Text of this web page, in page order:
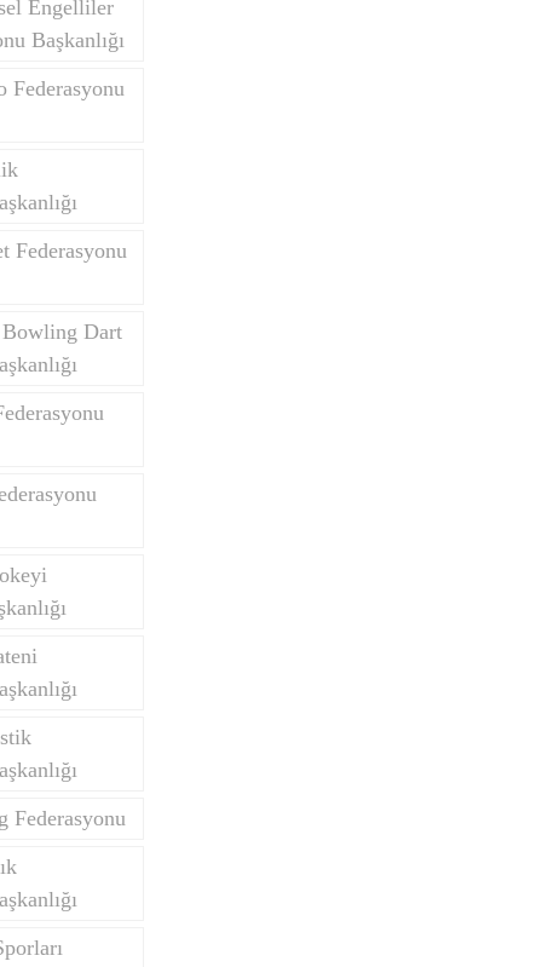
Engelliler
Başkanlığı
Federasyonu
Federasyonu
Dart
Federasyonu